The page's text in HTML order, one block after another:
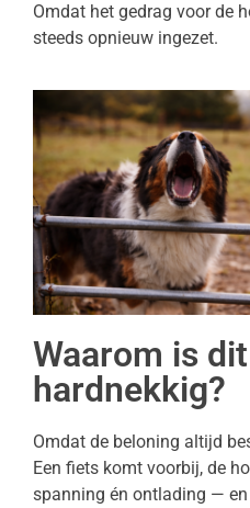
Omdat het gedrag voor de
steeds opnieuw ingezet.
Waarom is
hardnekkig?
Omdat de beloning altijd
Een fiets komt voorbij, de
spanning én ontlading —